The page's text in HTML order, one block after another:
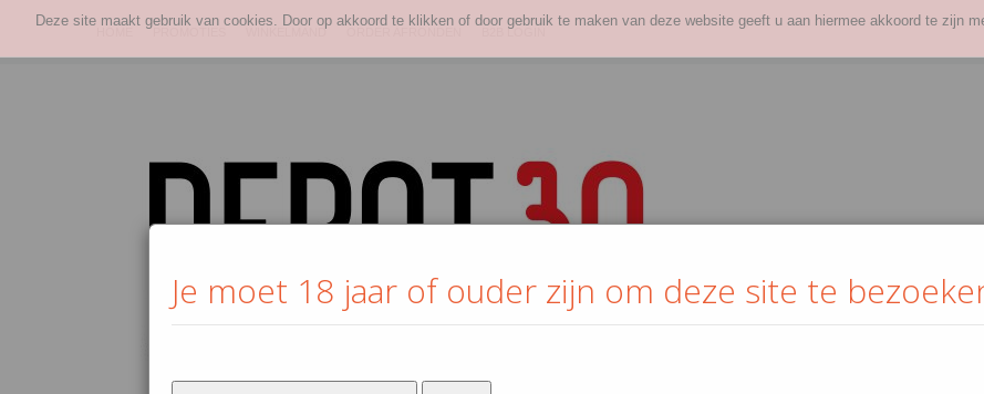
WINKELMAND B2B LOGIN
Je moet 18 jaar of ouder zijn om deze site te
Deze site maakt gebruik van cookies. Door op akkoord te klikken of door gebruik te maken van deze website geeft u aan hiermee akkoord te zijn